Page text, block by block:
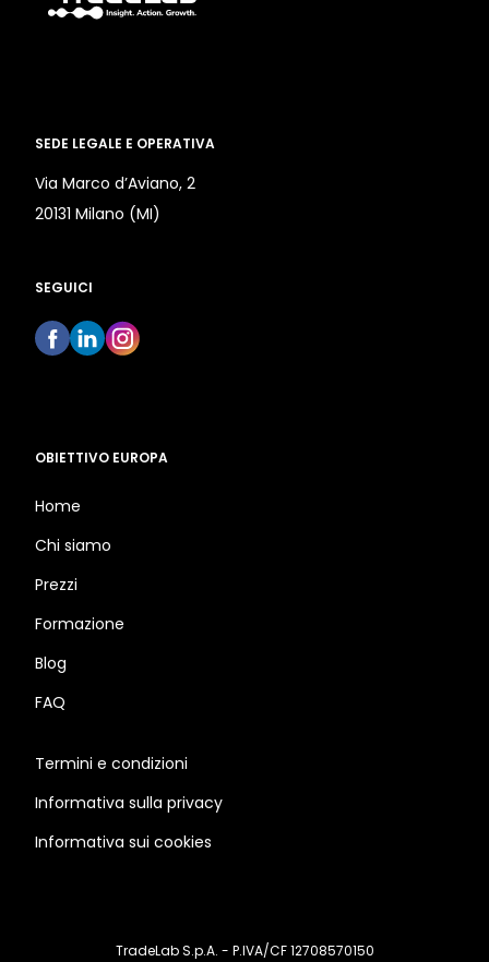
SEDE LEGALE E OPERATIVA
Via Marco d’Aviano, 2
20131 Milano (MI)
SEGUICI
OBIETTIVO EUROPA
Home
Chi siamo
Prezzi
Formazione
Blog
FAQ
Termini e condizioni
Informativa sulla privacy
Informativa sui cookies
TradeLab S.p.A. - P.IVA/CF 12708570150